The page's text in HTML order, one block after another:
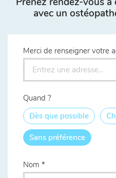
avec un
Merci de renseigner votre
Quand ?
Dès que possible
Sans préférence
Nom